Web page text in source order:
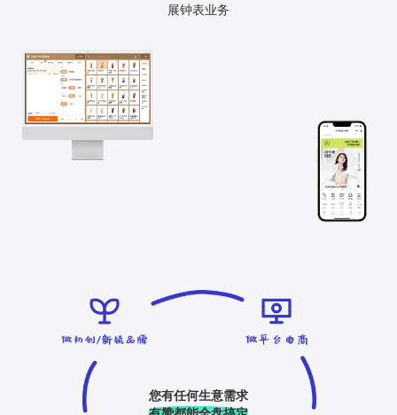
展钟表业务
您有任何生意需求